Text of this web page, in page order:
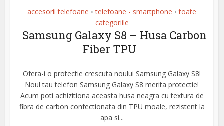
accesorii telefoane • telefoane - smartphone • toate
categoriile
Samsung Galaxy S8 – Husa Carbon
Fiber TPU
Ofera-i o protectie crescuta noului Samsung Galaxy S8!
Noul tau telefon Samsung Galaxy S8 merita protectie!
Acum poti achizitiona aceasta husa neagra cu textura de
fibra de carbon confectionata din TPU moale, rezistent la
apa si...